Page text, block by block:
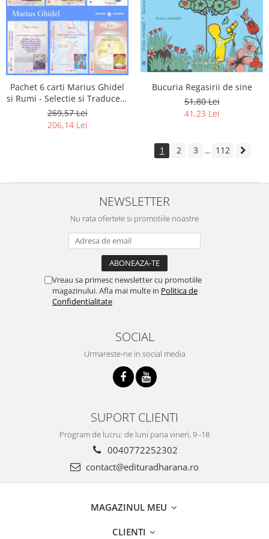
Pachet 6 carti Marius Ghidel
si Rumi - Selectie si Traducere
de Marius Ghidel
269,57 Lei
206,14 Lei
Bucuria Regasirii de sine
51,80 Lei
41,23 Lei
1 2 3 ... 112
NEWSLETTER
Nu rata ofertele si promotiile noastre
Vreau sa primesc newsletter cu promotiile
magazinului. Afla mai multe in Politica de
Confidentialitate
SOCIAL
Urmareste-ne in social media
SUPORT CLIENTI
Program de lucru: de luni pana vineri, 9 -18
0040772252302
contact@edituradharana.ro
MAGAZINUL MEU
CLIENTI